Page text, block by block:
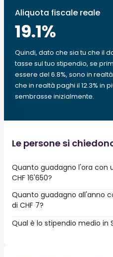
Aliquota fiscale reale
19.1%
Quindi, dato che sia tu che il
tasse sul tuo stipendio, se
essere del 6.8%, sono in
che in realtà paghi il 12.3% in
sembrasse inizialmente.
Le persone si
Quanto guadagno l'ora con
CHF 16'650?
Quanto guadagno all'anno
di CHF 7?
Qual è lo stipendio medio in